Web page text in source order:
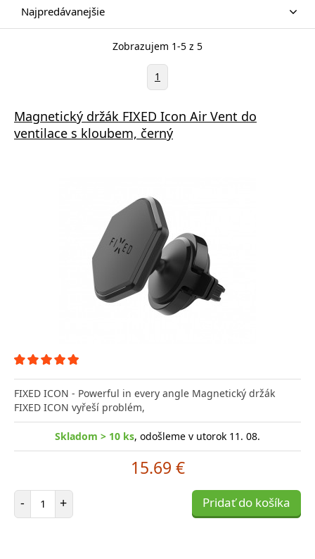
Najpredávanejšie
Zobrazujem 1-5 z 5
1
Magnetický držák FIXED Icon Air Vent do
ventilace s kloubem, černý
FIXED ICON - Powerful in every angle Magnetický držák
FIXED ICON vyřeší problém,
Skladom > 10 ks, odošleme v utorok 11. 08.
15.69 €
- Počet položiek
+ Pridať do košíka